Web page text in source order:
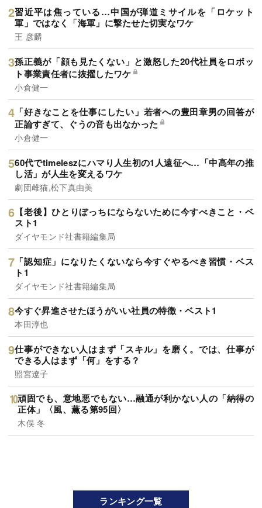
習近平は焦っている…中国が弾道ミサイルを「ロケット
軍」ではなく「海軍」に撃たせた切実なワケ
王 彦麟
孫正義が「顔も見たくない」と激怒した20代社員をロボッ
ト事業責任者に抜擢したワケ
小倉健一
「好きなことを仕事にしたい」若者への豊田章男の回答が
正論すぎて、ぐうの音も出なかった
小倉健一
60代でtimeleszにハマり人生初の1人遠征へ…「中高年の推
し活」が人生を変えるワケ
劇団雌猫,松下真由美
【老後】ひとりぼっちにならないために今すべきこと・ベ
スト1
ダイヤモンド社書籍編集局
「認知症」になりたくないなら今すぐやるべき習慣・ベス
ト1
ダイヤモンド社書籍編集局
今すぐ昇進させたほうがいい社員の特徴・ベスト1
本田淳也
仕事ができない人はまず「スキル」を磨く。では、仕事が
できる人はまず「何」をする？
照宮遼子
頑固でも、意地悪でもない…融通が利かない人の「納得の
正体」〈風、薫る第95回〉
木俣 冬
ランキング一覧